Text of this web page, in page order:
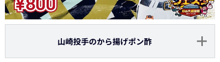
山崎投手のから揚げポン酢